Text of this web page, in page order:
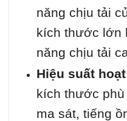
năng chịu tải
kích thước lớn
năng chịu tải
Hiệu suất
kích thước
ma sát, tiếng